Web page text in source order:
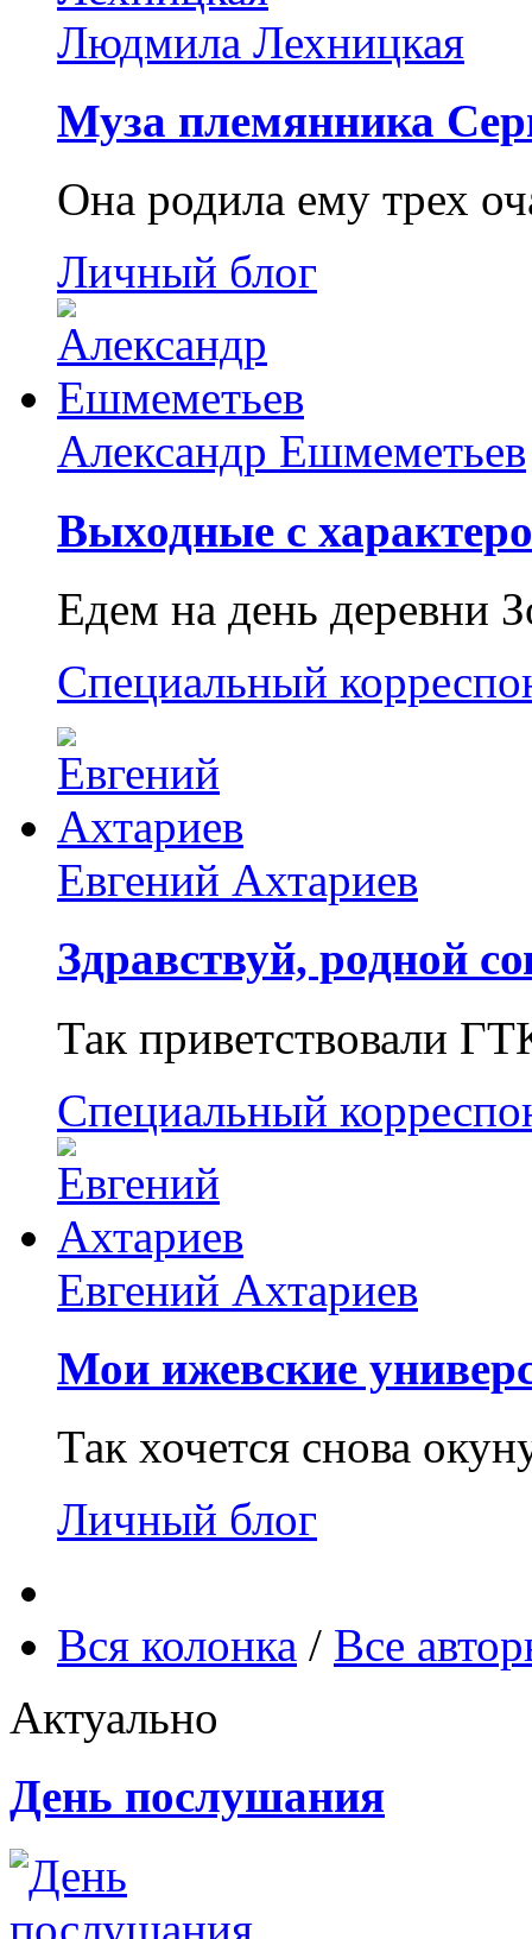
Людмила Лехницкая
Муза племянника
Она родила ему трех
Личный блог
Александр Ешмеметьев
Выходные с
Едем на день деревни
Специальный
Евгений Ахтариев
Здравствуй, родной
Так приветствовали
Специальный
Евгений Ахтариев
Мои ижевские
Так хочется снова
Личный блог
Вся колонка / Все
Актуально
День послушания